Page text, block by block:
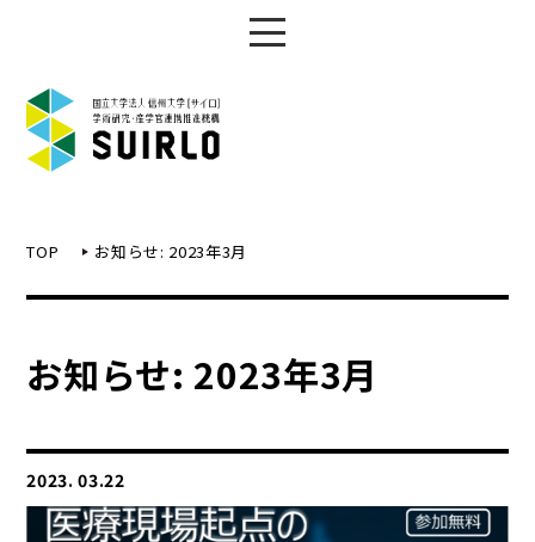
TOP お知らせ: 2023年3月
お知らせ: 2023年3月
2023. 03.22